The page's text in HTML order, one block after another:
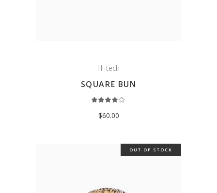
Hi-tech
SQUARE BUN
of 5
$60.00
OUT OF STOCK